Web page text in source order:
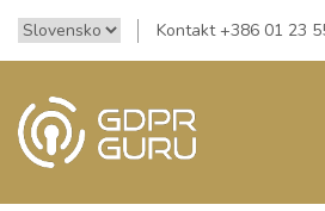
Kontakt +386 01 23